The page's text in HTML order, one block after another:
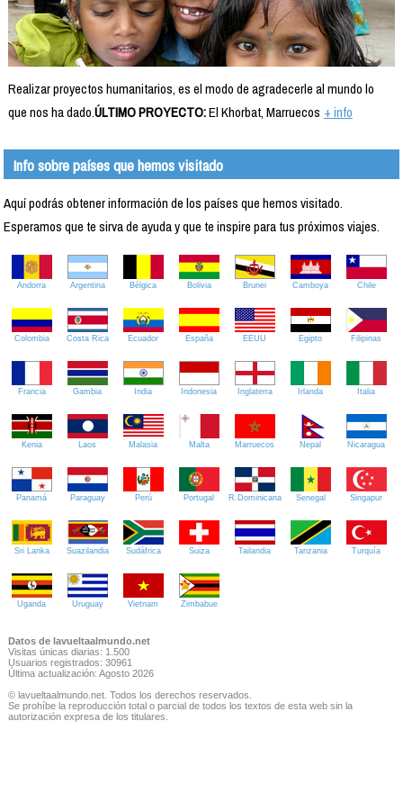
Realizar proyectos humanitarios, es el modo de agradecerle al mundo lo
que nos ha dado.ÚLTIMO PROYECTO:El Khorbat, Marruecos + info
Info sobre países que hemos visitado
Aquí podrás obtener información de los países que hemos visitado.
Esperamos que te sirva de ayuda y que te inspire para tus próximos viajes.
Andorra Argentina Bélgica Bolivia Brunei Camboya Chile
Colombia Costa Rica Ecuador España EEUU Egipto Filipinas
Francia Gambia India Indonesia Inglaterra Irlanda Italia
Kenia Laos Malasia Malta Marruecos Nepal Nicaragua
Panamá Paraguay Perú Portugal R.Dominicana Senegal Singapur
Sri Lanka Suazilandia Sudáfrica Suiza Tailandia Tanzania Turquía
Uganda Uruguay Vietnam Zimbabue
Datos de lavueltaalmundo.net
Visitas únicas diarias: 1.500
Usuarios registrados: 30961
Última actualización: Agosto 2026
© lavueltaalmundo.net. Todos los derechos reservados.
Se prohíbe la reproducción total o parcial de todos los textos de esta web sin la
autorización expresa de los titulares.